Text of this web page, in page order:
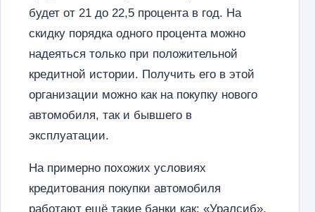
будет от 21 до 22,5 процента в год. На
скидку порядка одного процента можно
надеяться только при положительной
кредитной истории. Получить его в этой
организации можно как на покупку нового
автомобиля, так и бывшего в
эксплуатации.
На примерно похожих условиях
кредитования покупки автомобиля
работают ещё такие банки как: «Уралсиб»,